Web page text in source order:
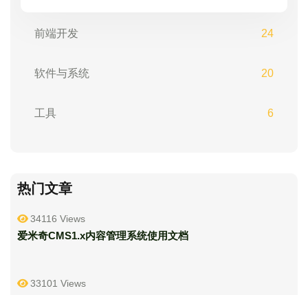
前端开发 24
软件与系统 20
工具 6
热门文章
34116 Views
爱米奇CMS1.x内容管理系统使用文档
33101 Views